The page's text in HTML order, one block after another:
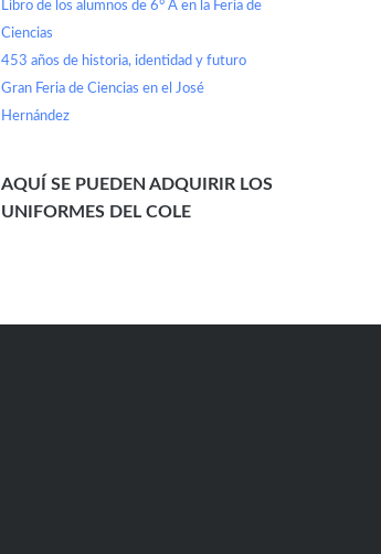
Libro de los alumnos de 6° A en la Feria de
Ciencias
453 años de historia, identidad y futuro
Gran Feria de Ciencias en el José
Hernández
AQUÍ SE PUEDEN ADQUIRIR LOS
UNIFORMES DEL COLE